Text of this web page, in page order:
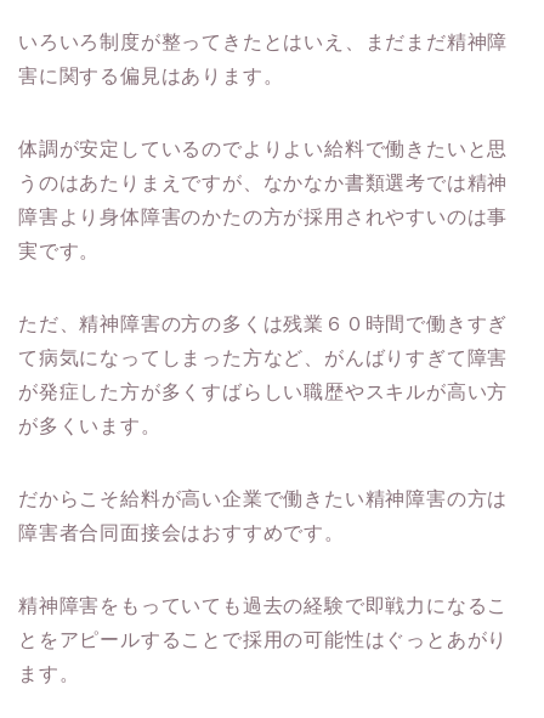
いろいろ制度が整ってきたとはいえ、まだまだ精神障
害に関する偏見はあります。
体調が安定しているのでよりよい給料で働きたいと思
うのはあたりまえですが、なかなか書類選考では精神
障害より身体障害のかたの方が採用されやすいのは事
実です。
ただ、精神障害の方の多くは残業６０時間で働きすぎ
て病気になってしまった方など、がんばりすぎて障害
が発症した方が多くすばらしい職歴やスキルが高い方
が多くいます。
だからこそ給料が高い企業で働きたい精神障害の方は
障害者合同面接会はおすすめです。
精神障害をもっていても過去の経験で即戦力になるこ
とをアピールすることで採用の可能性はぐっとあがり
ます。